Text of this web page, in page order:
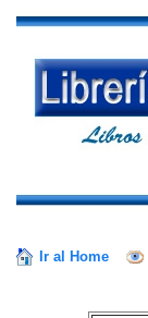
Ir al Home